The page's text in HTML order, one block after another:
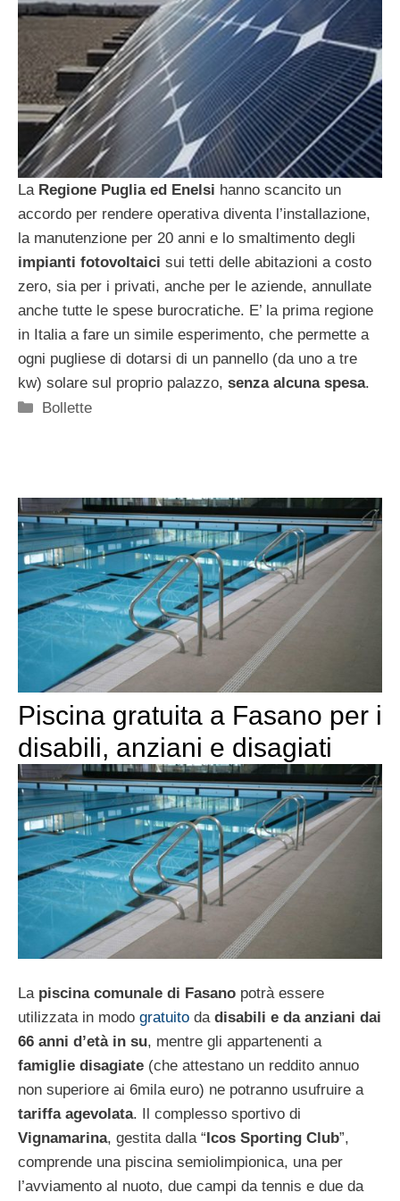
LaRegione Puglia ed Enelsi hanno scancito un
accordo per rendere operativa diventa l’installazione,
la manutenzione per 20 anni e lo smaltimento degli
impianti fotovoltaici sui tetti delle abitazioni a costo
zero, sia per i privati, anche per le aziende, annullate
anche tutte le spese burocratiche. E’ la prima regione
in Italia a fare un simile esperimento, che permette a
ogni pugliese di dotarsi di un pannello (da uno a tre
kw) solare sul proprio palazzo, senza alcuna spesa.
Categorie
Bollette
Piscina gratuita a Fasano per i
disabili, anziani e disagiati
La piscina comunale di Fasano potrà essere
utilizzata in modo gratuito da disabili e da anziani dai
66 anni d’età in su, mentre gli appartenenti a
famiglie disagiate (che attestano un reddito annuo
non superiore ai 6mila euro) ne potranno usufruire a
tariffa agevolata. Il complesso sportivo di
Vignamarina, gestita dalla “ Icos Sporting Club”,
comprende una piscina semiolimpionica, una per
l’avviamento al nuoto, due campi da tennis e due da